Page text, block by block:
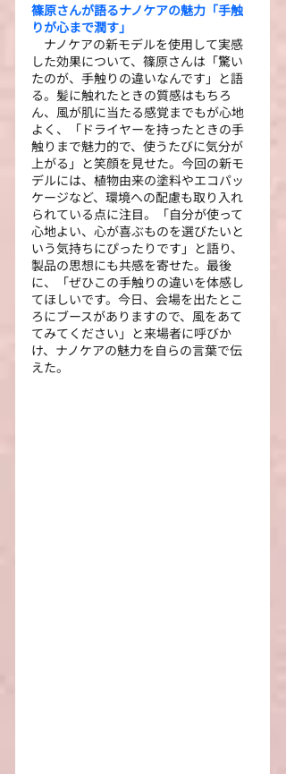
篠原さんが語るナノケアの魅力「手触
りが心まで潤す」
ナノケアの新モデルを使用して実感
した効果について、篠原さんは「驚い
たのが、手触りの違いなんです」と語
る。髪に触れたときの質感はもちろ
ん、風が肌に当たる感覚までもが心地
よく、「ドライヤーを持ったときの手
触りまで魅力的で、使うたびに気分が
上がる」と笑顔を見せた。今回の新モ
デルには、植物由来の塗料やエコパッ
ケージなど、環境への配慮も取り入れ
られている点に注目。「自分が使って
心地よい、心が喜ぶものを選びたいと
いう気持ちにぴったりです」と語り、
製品の思想にも共感を寄せた。最後
に、「ぜひこの手触りの違いを体感し
てほしいです。今日、会場を出たとこ
ろにブースがありますので、風をあて
てみてください」と来場者に呼びか
け、ナノケアの魅力を自らの言葉で伝
えた。